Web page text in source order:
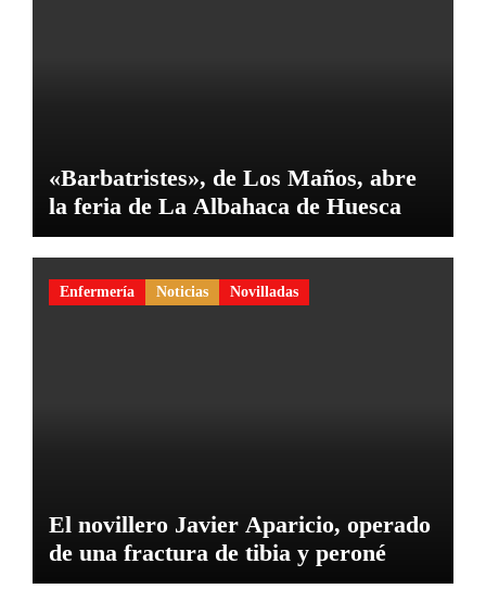
«Barbatristes», de Los Maños, abre
la feria de La Albahaca de Huesca
Enfermería Noticias Novilladas
El novillero Javier Aparicio, operado
de una fractura de tibia y peroné